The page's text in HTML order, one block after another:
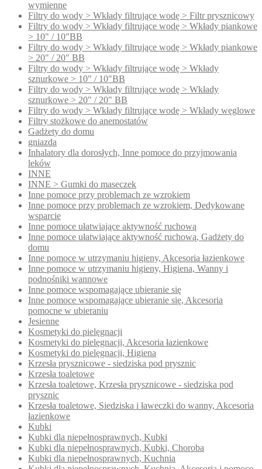
wymienne
Filtry do wody > Wkłady filtrujące wodę > Filtr prysznicowy
Filtry do wody > Wkłady filtrujące wodę > Wkłady piankowe
> 10" / 10"BB
Filtry do wody > Wkłady filtrujące wodę > Wkłady piankowe
> 20" / 20" BB
Filtry do wody > Wkłady filtrujące wodę > Wkłady
sznurkowe > 10" / 10"BB
Filtry do wody > Wkłady filtrujące wodę > Wkłady
sznurkowe > 20" / 20" BB
Filtry do wody > Wkłady filtrujące wodę > Wkłady węglowe
Filtry stożkowe do anemostatów
Gadżety do domu
gniazda
Inhalatory dla dorosłych, Inne pomoce do przyjmowania
leków
INNE
INNE > Gumki do maseczek
Inne pomoce przy problemach ze wzrokiem
Inne pomoce przy problemach ze wzrokiem, Dedykowane
wsparcie
Inne pomoce ułatwiające aktywność ruchową
Inne pomoce ułatwiające aktywność ruchową, Gadżety do
domu
Inne pomoce w utrzymaniu higieny, Akcesoria łazienkowe
Inne pomoce w utrzymaniu higieny, Higiena, Wanny i
podnośniki wannowe
Inne pomoce wspomagające ubieranie się
Inne pomoce wspomagające ubieranie się, Akcesoria
pomocne w ubieraniu
Jesienne
Kosmetyki do pielęgnacji
Kosmetyki do pielęgnacji, Akcesoria łazienkowe
Kosmetyki do pielęgnacji, Higiena
Krzesła prysznicowe - siedziska pod prysznic
Krzesła toaletowe
Krzesła toaletowe, Krzesła prysznicowe - siedziska pod
prysznic
Krzesła toaletowe, Siedziska i ławeczki do wanny, Akcesoria
łazienkowe
Kubki
Kubki dla niepełnosprawnych, Kubki
Kubki dla niepełnosprawnych, Kubki, Choroba
Kubki dla niepełnosprawnych, Kuchnia